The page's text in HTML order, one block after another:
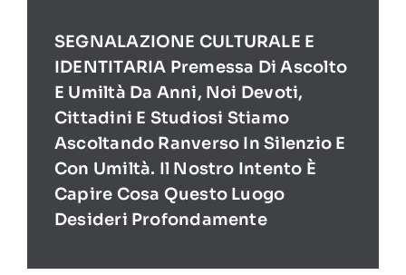
SEGNALAZIONE CULTURALE E
IDENTITARIA Premessa Di Ascolto
E Umiltà Da Anni, Noi Devoti,
Cittadini E Studiosi Stiamo
Ascoltando Ranverso In Silenzio E
Con Umiltà. Il Nostro Intento È
Capire Cosa Questo Luogo
Desideri Profondamente